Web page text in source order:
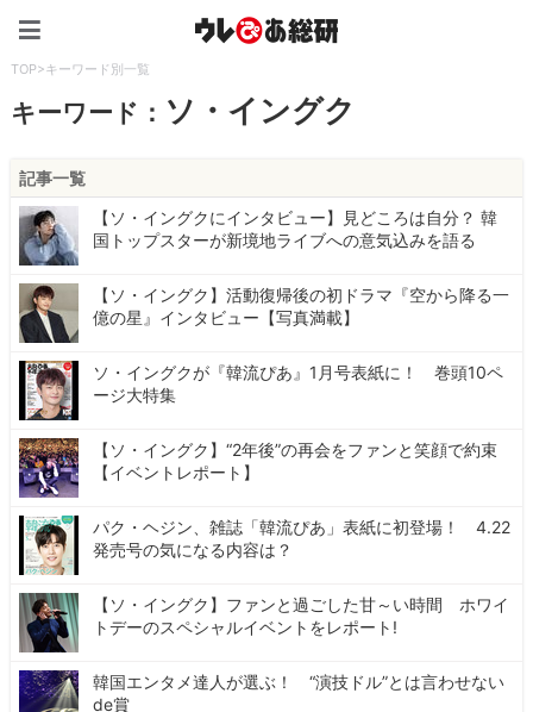
TOP>キーワード別一覧
キーワード： ソ・イングク
記事一覧
【ソ・イングクにインタビュー】見どころは自分？ 韓
国トップスターが新境地ライブへの意気込みを語る
【ソ・イングク】活動復帰後の初ドラマ『空から降る一
億の星』インタビュー【写真満載】
ソ・イングクが『韓流ぴあ』1月号表紙に！ 巻頭10ペ
ージ大特集
【ソ・イングク】“2年後”の再会をファンと笑顔で約束
【イベントレポート】
パク・ヘジン、雑誌「韓流ぴあ」表紙に初登場！ 4.22
発売号の気になる内容は？
【ソ・イングク】ファンと過ごした甘～い時間 ホワイ
トデーのスペシャルイベントをレポート!
韓国エンタメ達人が選ぶ！ “演技ドル”とは言わせない
de賞